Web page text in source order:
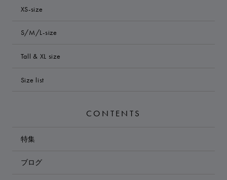
XS-size
S/M/L-size
Tall & XL size
Size list
CONTENTS
特集
ブログ